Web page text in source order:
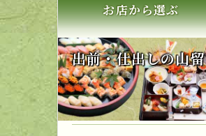
お店から選ぶ
出前・仕出しの山留